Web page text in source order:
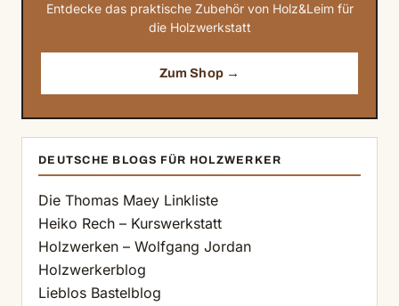
Entdecke das praktische Zubehör von Holz&Leim für
die Holzwerkstatt
Zum Shop →
DEUTSCHE BLOGS FÜR HOLZWERKER
Die Thomas Maey Linkliste
Heiko Rech – Kurswerkstatt
Holzwerken – Wolfgang Jordan
Holzwerkerblog
Lieblos Bastelblog